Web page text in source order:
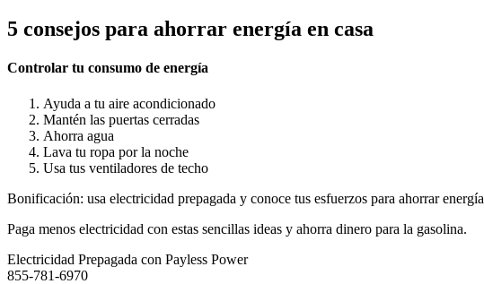
5 consejos para ahorrar energía en casa
Controlar tu consumo de energía
Ayuda a tu aire acondicionado
Mantén las puertas cerradas
Ahorra agua
Lava tu ropa por la noche
Usa tus ventiladores de techo
Bonificación: usa electricidad prepagada y conoce tus esfuerzos para ahorrar energía
Paga menos electricidad con estas sencillas ideas y ahorra dinero para la gasolina.
Electricidad Prepagada con Payless Power
855-781-6970